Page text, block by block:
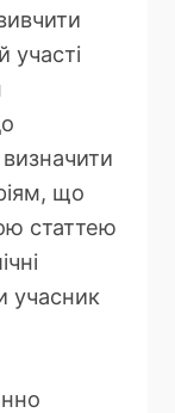
участі
що
статтею
учасник